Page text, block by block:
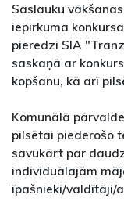
Saslauku
iepirkuma
pieredzi SIA
saskaņā ar
kopšanu, kā arī
Komunālā
pilsētai piederošo
savukārt par
individuālajām
īpašnieki/valdītāji/